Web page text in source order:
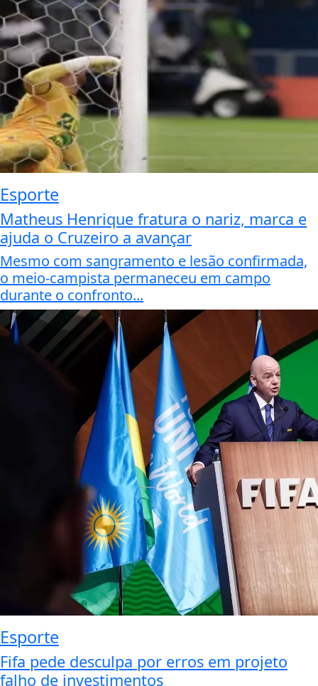
Esporte
Matheus Henrique fratura o nariz, marca e
ajuda o Cruzeiro a avançar
Mesmo com sangramento e lesão confirmada,
o meio-campista permaneceu em campo
durante o confronto...
Esporte
Fifa pede desculpa por erros em projeto
falho de investimentos